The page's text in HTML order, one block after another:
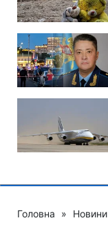
Головна » Новини